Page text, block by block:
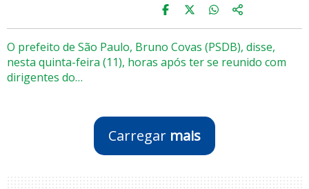
O prefeito de São Paulo, Bruno Covas (PSDB), disse,
nesta quinta-feira (11), horas após ter se reunido com
dirigentes do…
Carregar mais